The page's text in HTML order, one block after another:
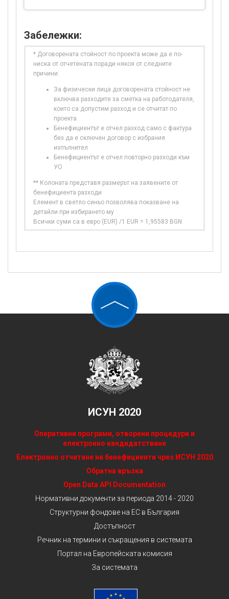
Забележки:
* Договорената стойност по проекта може да е по-
ниска от отчетената поради някоя от следните
причини:
За физически лица договорената стойност не
включва разходите за сметка на работодателя,
които са допустим разход и се отчитат по
проекта
Бенефициентът е отчел разход само с фактура
без да е сключен договор с избрания
изпълнител
Бенефициентът е отчел повторно разходи към
УО
** Колоната представя размерът на заявените от
бенефициента разходи
Елемент в светло синьо позволява показване на
детайли при избирането му
Всички суми са в евро (EUR) /1 EUR = 1,95583 BGN
ИСУН 2020
Оперативни програми, отворени процедури и
електронно кандидатстване
Електронно отчитане на бенефициенти чрез ИСУН 2020
Обратна връзка
Open Data API Documentation
Нормативни документи за периода 2014 - 2020
Структурни фондове на ЕС в България
Достъпност
Речник на термини и съкращения в системата
Портал на Европейската комисия
За системата